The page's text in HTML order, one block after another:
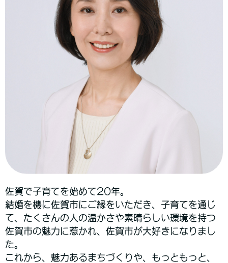
佐賀で子育てを始めて20年。
結婚を機に佐賀市にご縁をいただき、子育てを通じ
て、たくさんの人の温かさや素晴らしい環境を持つ
佐賀市の魅力に惹かれ、佐賀市が大好きになりまし
た。
これから、魅力あるまちづくりや、もっともっと、